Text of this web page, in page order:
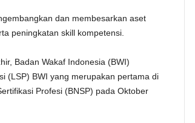
dan membesarkan aset
peningkatan skill kompetensi.
Badan Wakaf Indonesia (BWI)
(LSP) BWI yang merupakan pertama di
Profesi (BNSP) pada Oktober